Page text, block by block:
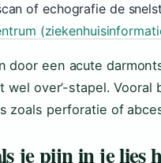
of echografie de
door een acute
wel over’-stapel.
zoals perforatie of
je pijn in je lies